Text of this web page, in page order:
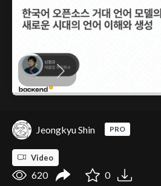
Jeongkyu Shin PRO
Video
620
0